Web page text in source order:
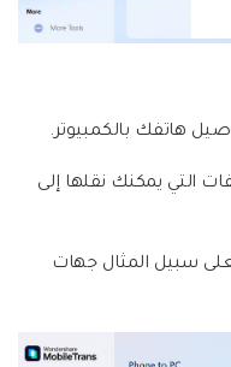
التي يمكنك نقلها إلى
سبيل المثال جهات